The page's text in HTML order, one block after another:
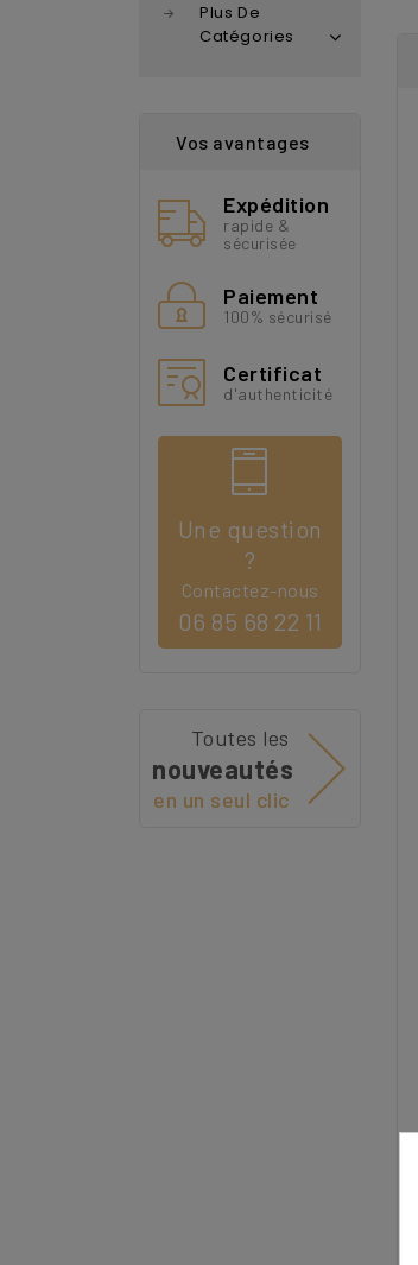
Plus De
Catégories
Vos avantages
Expédition
rapide &
sécurisée
Paiement
100% sécurisé
Certificat
d'authenticité
Une question
?
Contactez-nous
06 85 68 22 11
Toutes les
nouveautés
en un seul clic